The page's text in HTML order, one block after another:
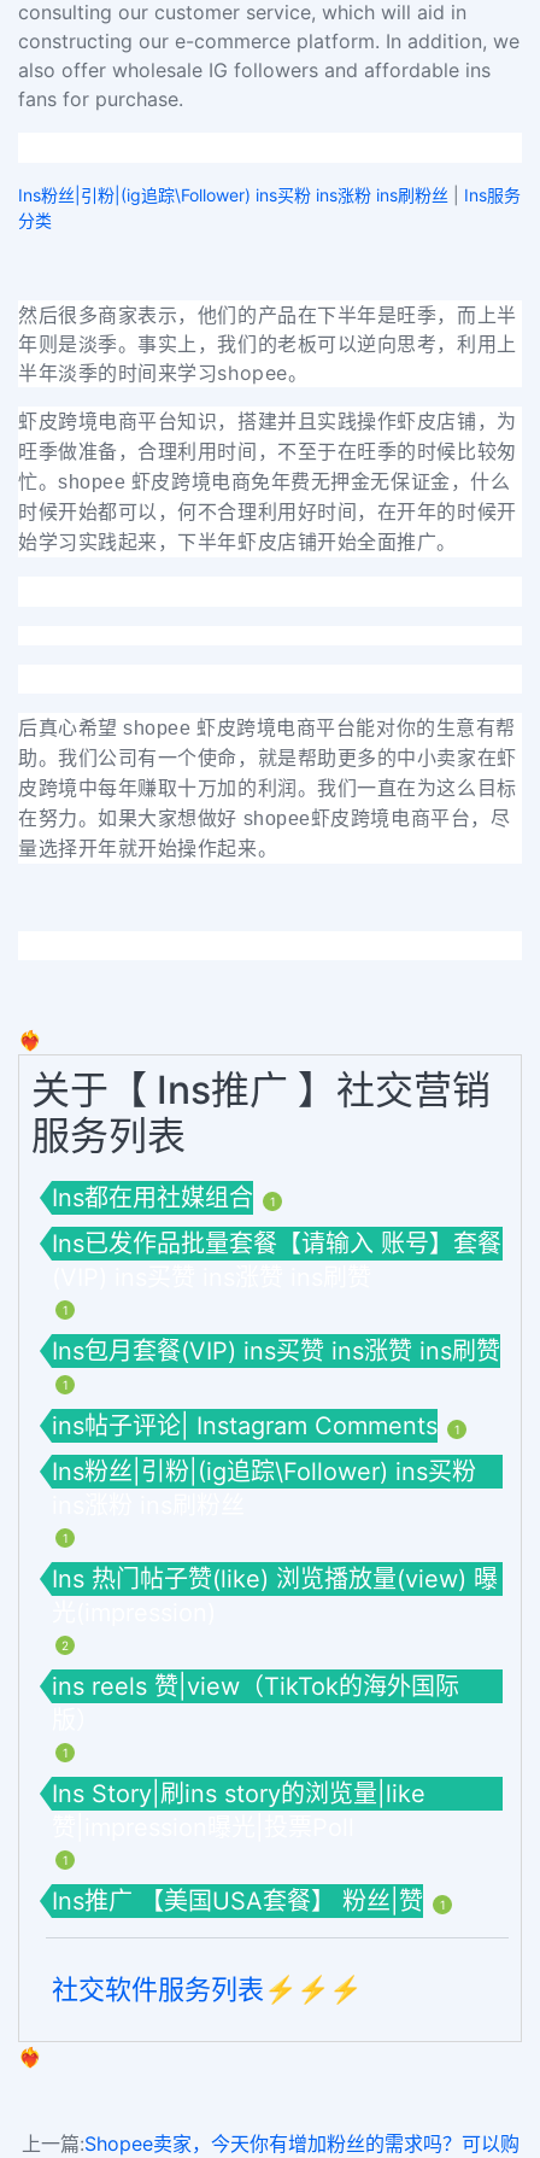
consulting our customer service, which will aid in
constructing our e-commerce platform. In addition, we
also offer wholesale IG followers and affordable ins
fans for purchase.
Ins粉丝|引粉|(ig追踪\Follower) ins买粉 ins涨粉 ins刷粉丝
Ins服务
分类
然后很多商家表示，他们的产品在下半年是旺季，而上半
年则是淡季。事实上，我们的老板可以逆向思考，利用上
半年淡季的时间来学习shopee。
虾皮跨境电商平台知识，搭建并且实践操作虾皮店铺，为
旺季做准备，合理利用时间，不至于在旺季的时候比较匆
忙。shopee 虾皮跨境电商免年费无押金无保证金，什么
时候开始都可以 ，何不合理利用好时间，在开年的时候开
始学习实践起来，下半年虾皮店铺开始全面推广。
后真心希望 shopee 虾皮跨境电商平台能对你的生意有帮
助。我们公司有一个使命，就是帮助更多的中小卖家在虾
皮跨境中每年赚取十万加的利润。我们一直在为这么目标
在努力。如果大家想做好 shopee虾皮跨境电商平台，尽
量选择开年就开始操作起来。
❤️‍🔥
关于【 Ins推广 】社交营销
服务列表
Ins都在用社媒组合 1
Ins已发作品批量套餐【请输入 账号】套餐
1
Ins包月套餐(VIP) ins买赞 ins涨赞 ins刷赞
1
ins帖子评论| Instagram Comments 1
Ins粉丝|引粉|(ig追踪\Follower) ins买粉
1
Ins 热门帖子赞(like) 浏览播放量(view) 曝
2
ins reels 赞|view（TikTok的海外国际
1
Ins Story|刷ins story的浏览量|like
1
Ins推广 【美国USA套餐】 粉丝|赞 1
社交软件服务列表⚡️⚡️⚡️
❤️‍🔥
上一篇:Shopee卖家，今天你有增加粉丝的需求吗？可以购